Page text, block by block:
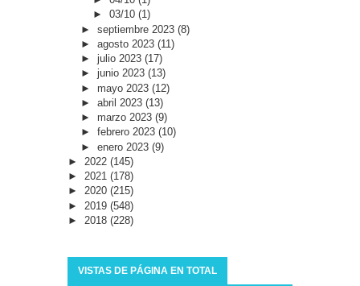
►03/10(1)
► septiembre 2023 (8)
► agosto 2023 (11)
► julio 2023 (17)
► junio 2023 (13)
► mayo 2023 (12)
► abril 2023 (13)
► marzo 2023 (9)
► febrero 2023 (10)
► enero 2023 (9)
► 2022 (145)
► 2021 (178)
► 2020 (215)
► 2019 (548)
► 2018 (228)
VISTAS DE PÁGINA EN TOTAL